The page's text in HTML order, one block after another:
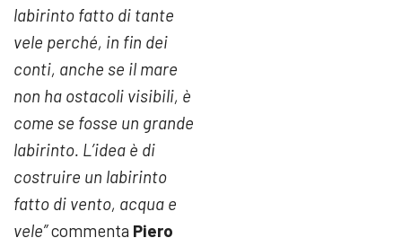
labirinto fatto di tante
vele perché, in fin dei
conti, anche se il mare
non ha ostacoli visibili, è
come se fosse un grande
labirinto. L’idea è di
costruire un labirinto
fatto di vento, acqua e
vele”commenta Piero